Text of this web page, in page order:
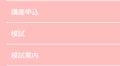
講座申込
模試
模試案内